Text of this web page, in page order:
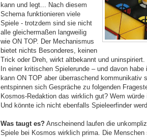
kann und legt... Nach diesem
Schema funktionieren viele
Spiele - trotzdem sind sie nicht
alle gleichermaßen langweilig
wie ON TOP. Der Mechanismus
bietet nichts Besonderes, keinen
Trick oder Dreh, wirkt altbekannt und uninspiriert.
In einer kritischen Spielerunde – und davon
kann ON TOP aber überraschend kommunikativ
entspinnen sich Gespräche zu folgenden
Kosmos-Redaktion das wirklich gut? Wem
Und könnte ich nicht ebenfalls Spieleerfinder
Was taugt es? Anscheinend laufen die
Spiele bei Kosmos wirklich prima. Die Menschen